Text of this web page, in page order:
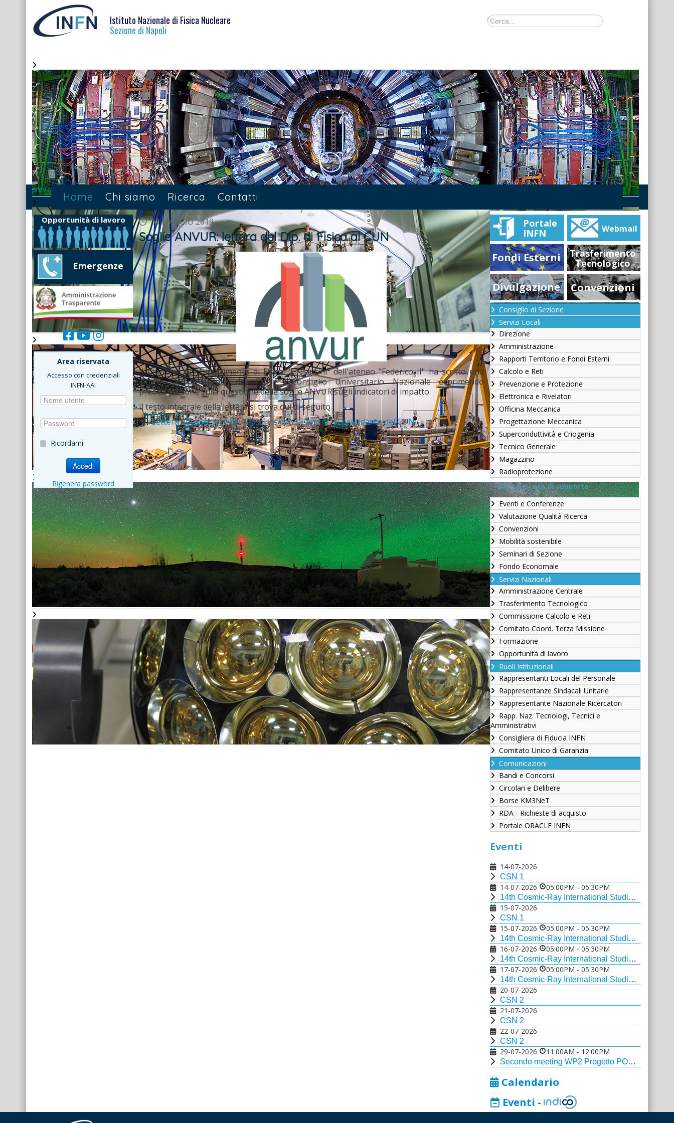
Istituto Nazionale di Fisica Nucleare
Sezione di Napoli
prev next
Home Chi siamo Ricerca Contatti
Opportunità di lavoro
Emergenze
Area riservata
Accesso con credenziali
INFN-AAI
Ricordami
Accedi
Rigenera password
13 MAGGIO 2019
Soglie ANVUR: lettera del Dip. di Fisica al CUN
Il direttore del Dipartimento di Fisica "E. Pancini" dell'ateneo "Federico II" ha scritto una
lettera al presidente del CUN - Consiglio Universitario Nazionale esprimendo
preoccupazione sulla questione delle soglie ANVUR sugli indicatori di impatto.
Il testo integrale della lettera si trova qui di seguito.
Lettera del direttore del Dip. di Fisica "E. Pancini" al presidente del CUN
Portale
INFN
Webmail
Fondi Esterni
Trasferimento
Tecnologico
Divulgazione Convenzioni
Consiglio di Sezione
Servizi Locali
Direzione
Amministrazione
Rapporti Territorio e Fondi Esterni
Calcolo e Reti
Prevenzione e Protezione
Elettronica e Rivelatori
Officina Meccanica
Progettazione Meccanica
Superconduttività e Criogenia
Tecnico Generale
Magazzino
Radioprotezione
Altre attività di supporto
Eventi e Conferenze
Valutazione Qualità Ricerca
Convenzioni
Mobilità sostenibile
Seminari di Sezione
Fondo Economale
Servizi Nazionali
Amministrazione Centrale
Trasferimento Tecnologico
Commissione Calcolo e Reti
Comitato Coord. Terza Missione
Formazione
Opportunità di lavoro
Ruoli Istituzionali
Rappresentanti Locali del Personale
Rappresentanze Sindacali Unitarie
Rappresentante Nazionale Ricercatori
Rapp. Naz. Tecnologi, Tecnici e
Amministrativi
Consigliera di Fiducia INFN
Comitato Unico di Garanzia
Comunicazioni
Bandi e Concorsi
Circolari e Delibere
Borse KM3NeT
RDA - Richieste di acquisto
Portale ORACLE INFN
Eventi
14-07-2026
CSN 1
14-07-2026 05:00PM - 05:30PM
14th Cosmic-Ray International Studies and Multi-messenger Astroparticle Conference
15-07-2026
CSN 1
15-07-2026 05:00PM - 05:30PM
14th Cosmic-Ray International Studies and Multi-messenger Astroparticle Conference
16-07-2026 05:00PM - 05:30PM
14th Cosmic-Ray International Studies and Multi-messenger Astroparticle Conference
17-07-2026 05:00PM - 05:30PM
14th Cosmic-Ray International Studies and Multi-messenger Astroparticle Conference
20-07-2026
CSN 2
21-07-2026
CSN 2
22-07-2026
CSN 2
29-07-2026 11:00AM - 12:00PM
Secondo meeting WP2 Progetto PON ECHO-TWIN Rise
Calendario
Eventi -